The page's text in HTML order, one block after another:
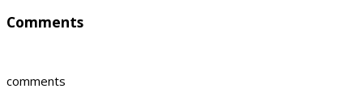
Comments
comments